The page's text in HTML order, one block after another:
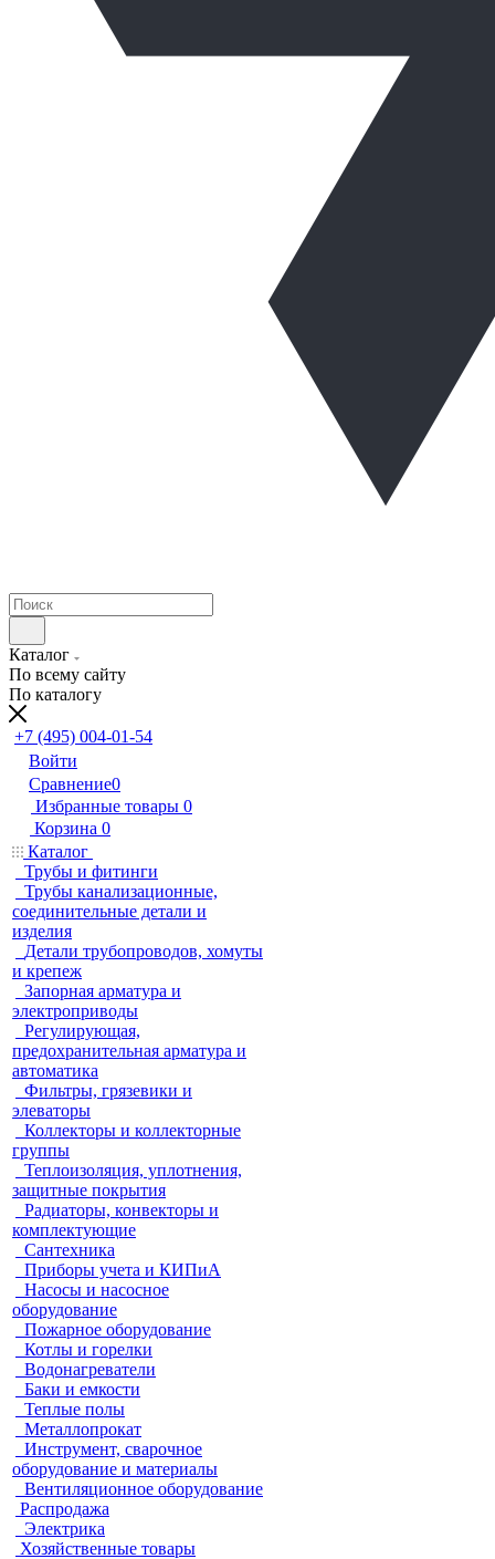
Каталог
По всему сайту
По каталогу
+7 (495) 004-01-54
Войти
Сравнение0
Избранные товары 0
Корзина 0
Каталог
Трубы и фитинги
Трубы канализационные,
соединительные детали и
изделия
Детали трубопроводов, хомуты
и крепеж
Запорная арматура и
электроприводы
Регулирующая,
предохранительная арматура и
автоматика
Фильтры, грязевики и
элеваторы
Коллекторы и коллекторные
группы
Теплоизоляция, уплотнения,
защитные покрытия
Радиаторы, конвекторы и
комплектующие
Сантехника
Приборы учета и КИПиА
Насосы и насосное
оборудование
Пожарное оборудование
Котлы и горелки
Водонагреватели
Баки и емкости
Теплые полы
Металлопрокат
Инструмент, сварочное
оборудование и материалы
Вентиляционное оборудование
Распродажа
Электрика
Хозяйственные товары